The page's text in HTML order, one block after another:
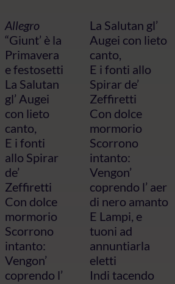
Allegro
“Giunt’ è la
Primavera
e festosetti
La Salutan
gl’ Augei
con lieto
canto,
E i fonti
allo Spirar
de’
Zeffiretti
Con dolce
mormorio
Scorrono
intanto:
Vengon’
coprendo l’
La Salutan gl’
Augei con lieto
canto,
E i fonti allo
Spirar de’
Zeffiretti
Con dolce
mormorio
Scorrono
intanto:
Vengon’
coprendo l’ aer
di nero amanto
E Lampi, e
tuoni ad
annuntiarla
eletti
Indi tacendo